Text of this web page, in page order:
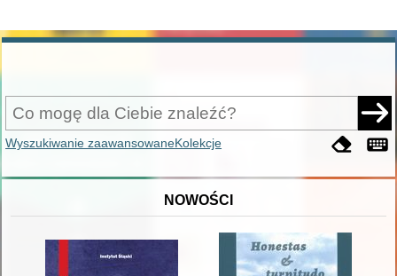
Wyszukiwanie zaawansowaneKolekcje
NOWOŚCI